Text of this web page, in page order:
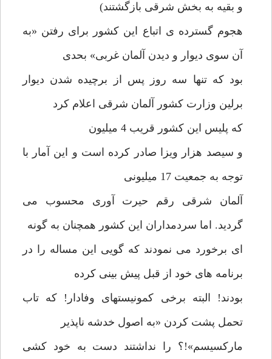
و بقیه به بخش شرقی بازگشتند)
هجوم گسترده ی اتباع این کشور برای رفتن «به
آن سوی دیوار و دیدن آلمان غربی» بحدی
بود که تنها سه روز پس از برچیده شدن دیوار
برلین وزارت کشور آلمان شرقی اعلام کرد
که پلیس این کشور قریب 4 میلیون
و سیصد هزار ویزا صادر کرده است و این آمار با
توجه به جمعیت 17 میلیونی
آلمان شرقی رقم حیرت آوری محسوب می
گردید. اما سردمداران این کشور همچنان به گونه
ای برخورد می نمودند که گویی این مساله را در
برنامه های خود از قبل پیش بینی کرده
بودند! البته برخی کمونیستهای وفادار! که تاب
تحمل پشت کردن «به اصول خدشه ناپذیر
مارکسیسم»!؟ را نداشتند دست به خود کشی